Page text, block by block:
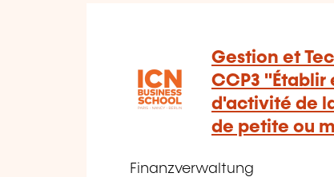
Gestion et
CCP3
d'activité de
de petite ou
Finanzverwaltung